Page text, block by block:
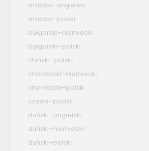
arabski–angielski
arabski–polski
bułgarski–niemiecki
bułgarski–polski
chiński–polski
chorwacki–niemiecki
chorwacki–polski
czeski–polski
duński–angielski
duński–niemiecki
duński–polski